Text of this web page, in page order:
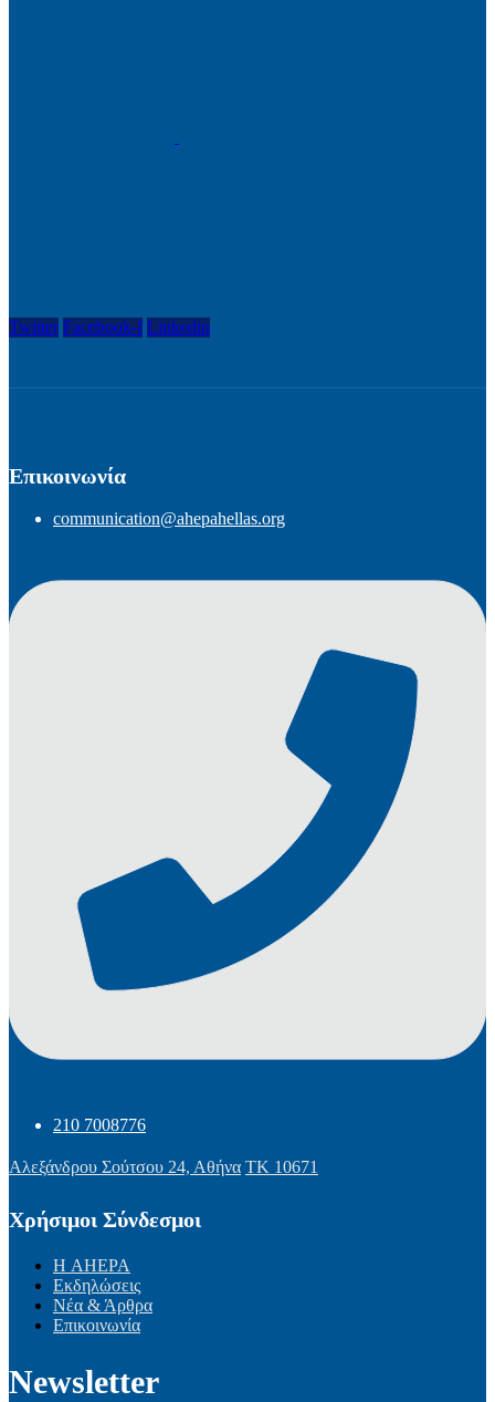
Twitter Facebook-f Linkedin
Επικοινωνία
communication@ahepahellas.org
210 7008776
Αλεξάνδρου Σούτσου 24, Αθήνα ΤΚ 10671
Χρήσιμοι Σύνδεσμοι
Η AHEPA
Εκδηλώσεις
Νέα & Άρθρα
Επικοινωνία
Newsletter